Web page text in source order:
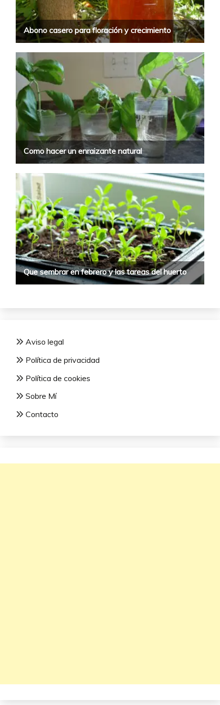
Aviso legal
Política de privacidad
Política de cookies
Sobre Mí
Contacto